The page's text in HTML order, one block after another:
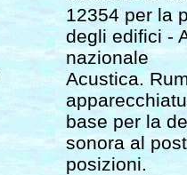
12354 per la
degli edifici -
nazionale
Acustica.
base per la
sonora al
posizioni.